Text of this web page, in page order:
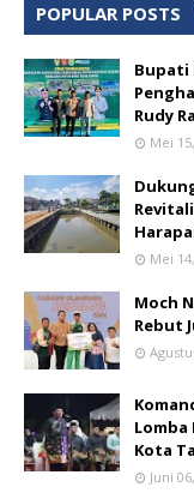
POPULAR POSTS
Bupati
Rudy
Mei
Mei
Moch
Rebut
Lomba
Kota
Juni